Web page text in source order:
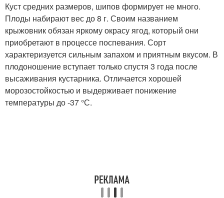
Куст средних размеров, шипов формирует не много.
Плоды набирают вес до 8 г. Своим названием
крыжовник обязан яркому окрасу ягод, который они
приобретают в процессе поспевания. Сорт
характеризуется сильным запахом и приятным вкусом. В
плодоношение вступает только спустя 3 года после
высаживания кустарника. Отличается хорошей
морозостойкостью и выдерживает понижение
температуры до -37 °С.